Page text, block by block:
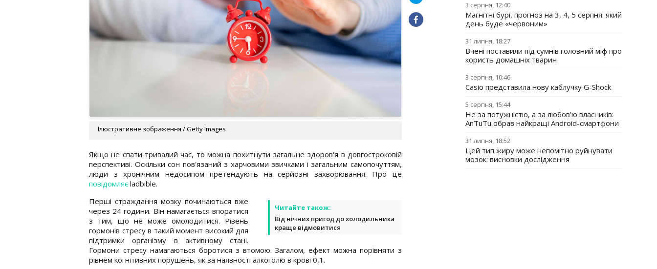
Ілюстративне зображення / Getty Images
Якщо не спати тривалий час, то можна похитнути загальне здоров'я в довгостроковій
перспективі. Оскільки сон пов'язаний з харчовими звичками і загальним самопочуттям,
люди з хронічним недосипом претендують на серйозні захворювання. Про це
повідомляє ladbible.
Читайте також:
Від нічних пригод до холодильника
краще відмовитися
Перші страждання мозку починаються вже
через 24 години. Він намагається впоратися
з тим, що не може омолодитися. Рівень
гормонів стресу в такий момент високий для
підтримки організму в активному стані.
Гормони стресу намагаються боротися з втомою. Загалом, ефект можна порівняти з
рівнем когнітивних порушень, як за наявності алкоголю в крові 0,1.
3 серпня, 12:40
Магнітні бурі, прогноз на 3, 4, 5 серпня: який
день буде «червоним»
31 липня, 18:27
Вчені поставили під сумнів головний міф про
користь домашніх тварин
3 серпня, 10:46
Casio представила нову каблучку G-Shock
5 серпня, 15:44
Не за потужністю, а за любов’ю власників:
AnTuTu обрав найкращі Android-смартфони
31 липня, 18:52
Цей тип жиру може непомітно руйнувати
мозок: висновки дослідження